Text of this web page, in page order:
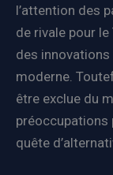
l’attention des
de rivale pour
des
moderne.
être exclue du
préoccupations
quête